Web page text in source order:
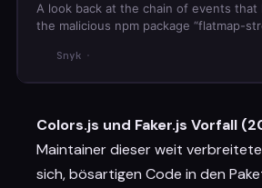
A look back at the chain of events
the malicious npm package “flatmap-
source.
Snyk
Colors.js und Faker.js Vorfall
Maintainer dieser weit
sich, bösartigen Code in den